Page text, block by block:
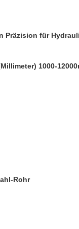
Präzision für
1000-
Rohr